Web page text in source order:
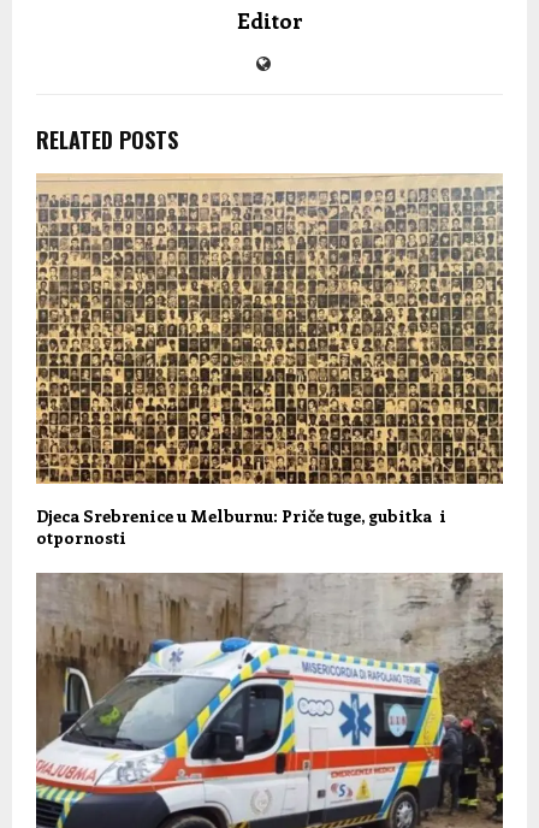
Editor
RELATED POSTS
Djeca Srebrenice u Melburnu: Priče tuge, gubitka i
otpornosti